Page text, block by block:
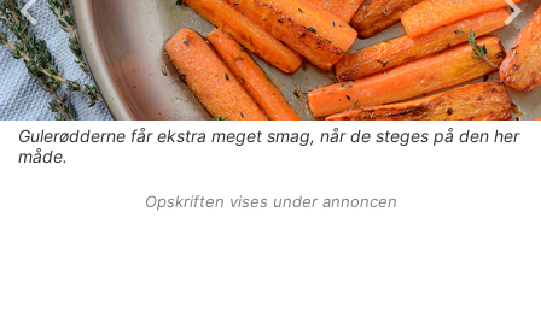
Gulerødderne får ekstra meget smag, når de steges på den her
måde.
Opskriften vises under annoncen